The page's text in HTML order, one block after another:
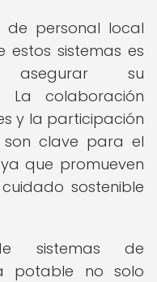
de personal local
estos sistemas es
asegurar su
La colaboración
y la participación
clave para el
que promueven
sostenible
sistemas de
potable no solo